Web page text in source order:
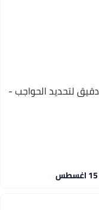
لتحديد الحواجب -